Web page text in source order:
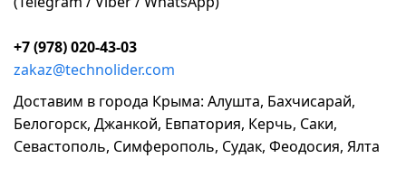
+7 (978) 020-43-03
zakaz@technolider.com
Доставим в города Крыма: Алушта, Бахчисарай,
Белогорск, Джанкой, Евпатория, Керчь, Саки,
Севастополь, Симферополь, Судак, Феодосия, Ялта